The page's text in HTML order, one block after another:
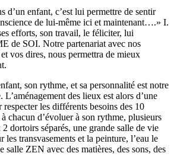
d’un enfant, c’est lui permettre de sentir
de lui-même ici et maintenant….» I.
efforts, son travail, le féliciter, lui
de SOI. Notre partenariat avec nos
vos dires, nous permettra de mieux
son rythme, et sa personnalité est notre
des lieux est alors d’une
les différents besoins des 10
chacun d’évoluer à son rythme, plusieurs
2 dortoirs séparés, une grande salle de vie
les transvasements et la peinture, l’eau le
ZEN avec des matières, des sons, des